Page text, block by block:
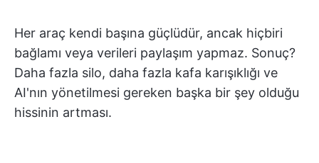
Her araç kendi başına güçlüdür, ancak hiçbiri
bağlamı veya verileri paylaşım yapmaz. Sonuç?
Daha fazla silo, daha fazla kafa karışıklığı ve
AI'nın yönetilmesi gereken başka bir şey olduğu
hissinin artması.